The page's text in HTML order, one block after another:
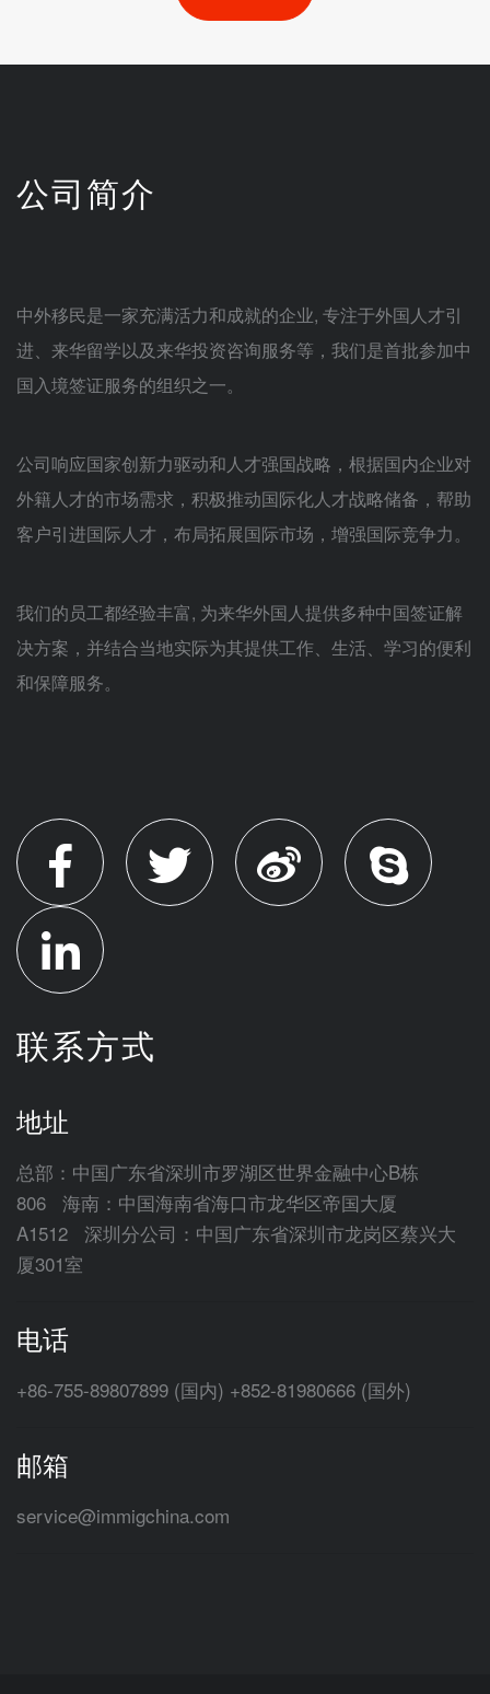
公司简介
中外移民是一家充满活力和成就的企业, 专注于外国人才引
进、来华留学以及来华投资咨询服务等，我们是首批参加中
国入境签证服务的组织之一。
公司响应国家创新力驱动和人才强国战略，根据国内企业对
外籍人才的市场需求，积极推动国际化人才战略储备，帮助
客户引进国际人才，布局拓展国际市场，增强国际竞争力。
我们的员工都经验丰富, 为来华外国人提供多种中国签证解
决方案，并结合当地实际为其提供工作、生活、学习的便利
和保障服务。
联系方式
地址
总部：中国广东省深圳市罗湖区世界金融中心B栋
806 海南：中国海南省海口市龙华区帝国大厦
A1512 深圳分公司：中国广东省深圳市龙岗区蔡兴大
厦301室
电话
+86-755-89807899 (国内) +852-81980666 (国外)
邮箱
service@immigchina.com